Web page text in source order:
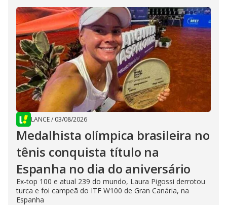
LANCE/ 03/08/2026
Medalhista olímpica brasileira no
tênis conquista título na
Espanha no dia do aniversário
Ex-top 100 e atual 239 do mundo, Laura Pigossi derrotou
turca e foi campeã do ITF W100 de Gran Canária, na
Espanha